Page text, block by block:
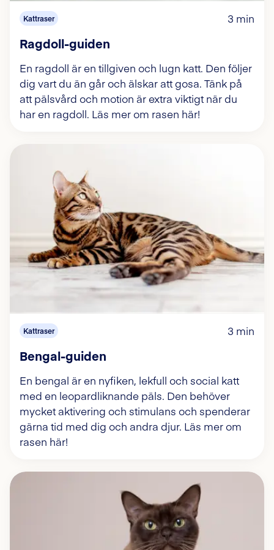
Kattraser 3 min
Ragdoll-guiden
En ragdoll är en tillgiven och lugn katt. Den följer
dig vart du än går och älskar att gosa. Tänk på
att pälsvård och motion är extra viktigt när du
har en ragdoll. Läs mer om rasen här!
Kattraser 3 min
Bengal-guiden
En bengal är en nyfiken, lekfull och social katt
med en leopardliknande päls. Den behöver
mycket aktivering och stimulans och spenderar
gärna tid med dig och andra djur. Läs mer om
rasen här!